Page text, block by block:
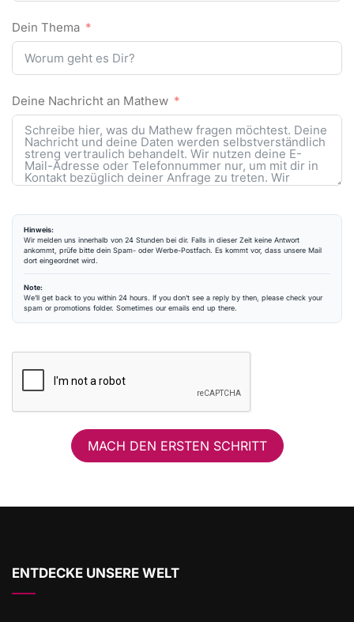
Dein Thema
Deine Nachricht an Mathew
Hinweis:
Wir melden uns innerhalb von 24 Stunden bei dir. Falls in dieser Zeit keine Antwort
ankommt, prüfe bitte dein Spam- oder Werbe-Postfach. Es kommt vor, dass unsere Mail
dort eingeordnet wird.
Note:
We’ll get back to you within 24 hours. If you don’t see a reply by then, please check your
spam or promotions folder. Sometimes our emails end up there.
MACH DEN ERSTEN SCHRITT
ENTDECKE UNSERE WELT